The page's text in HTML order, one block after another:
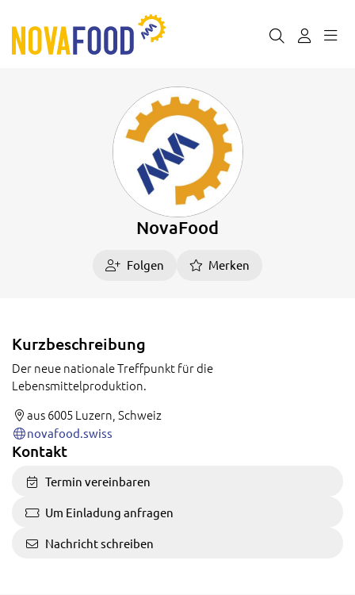
NovaFood
Folgen Merken
Kurzbeschreibung
Der neue nationale Treffpunkt für die
Lebensmittelproduktion.
aus 6005 Luzern, Schweiz
novafood.swiss
Kontakt
Termin vereinbaren
Um Einladung anfragen
Nachricht schreiben